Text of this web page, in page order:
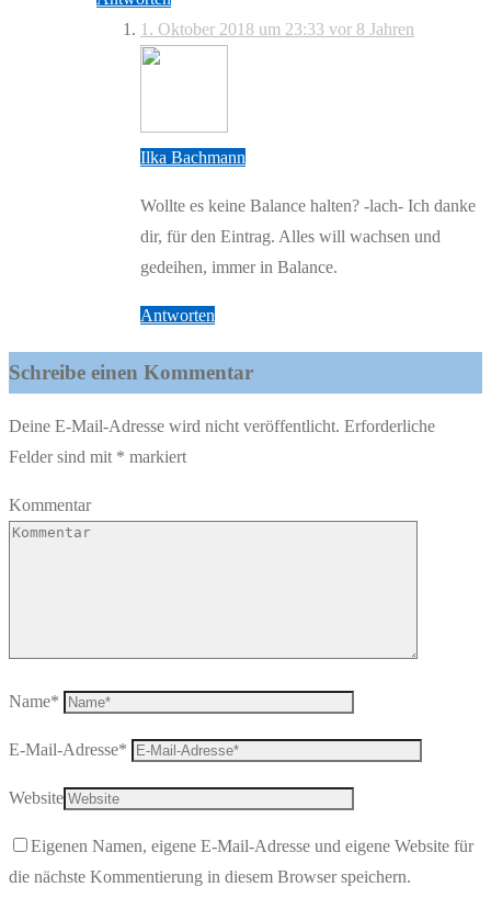
1. Oktober 2018 um 23:33 vor 8 Jahren
Ilka Bachmann
Wollte es keine Balance halten? -lach- Ich danke
dir, für den Eintrag. Alles will wachsen und
gedeihen, immer in Balance.
Antworten
Schreibe einen Kommentar
Deine E-Mail-Adresse wird nicht veröffentlicht. Erforderliche
Felder sind mit * markiert
Kommentar
Name*
E-Mail-Adresse*
Website
Eigenen Namen, eigene E-Mail-Adresse und eigene Website für
die nächste Kommentierung in diesem Browser speichern.